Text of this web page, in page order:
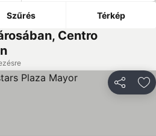
Szűrés Térkép
Centro